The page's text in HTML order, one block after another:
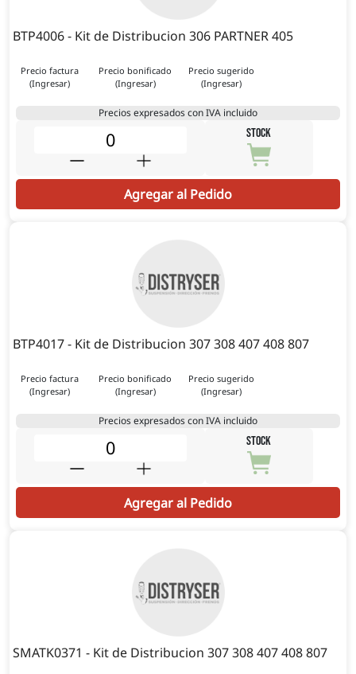
BTP4006 - Kit de Distribucion 306 PARTNER 405
Precio factura
(Ingresar)
Precio bonificado
(Ingresar)
Precio sugerido
(Ingresar)
Precios expresados con IVA incluido
STOCK
Agregar al Pedido
BTP4017 - Kit de Distribucion 307 308 407 408 807
Precio factura
(Ingresar)
Precio bonificado
(Ingresar)
Precio sugerido
(Ingresar)
Precios expresados con IVA incluido
STOCK
Agregar al Pedido
SMATK0371 - Kit de Distribucion 307 308 407 408 807